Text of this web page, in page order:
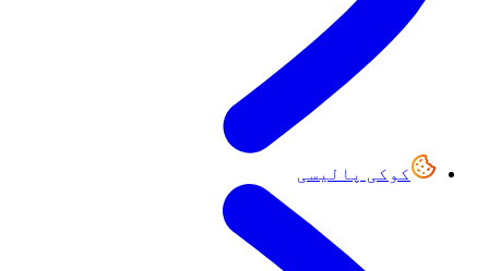
کوکی پالیسی